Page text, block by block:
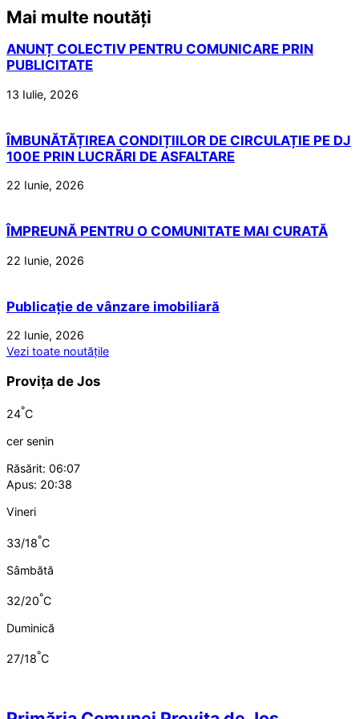
Mai multe noutăți
ANUNȚ COLECTIV PENTRU COMUNICARE PRIN
PUBLICITATE
13 Iulie, 2026
ÎMBUNĂTĂȚIREA CONDIȚIILOR DE CIRCULAȚIE PE DJ
100E PRIN LUCRĂRI DE ASFALTARE
22 Iunie, 2026
ÎMPREUNĂ PENTRU O COMUNITATE MAI CURATĂ
22 Iunie, 2026
Publicație de vânzare imobiliară
22 Iunie, 2026
Vezi toate noutățile
Provița de Jos
24°C
cer senin
Răsărit: 06:07
Apus: 20:38
Vineri
33/18°C
Sâmbătă
32/20°C
Duminică
27/18°C